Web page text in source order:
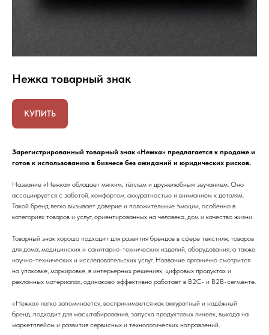
Нежка товарный знак
КУПИТЬ
Зарегистрированный товарный знак «Нежка» предлагается к продаже и
готов к использованию в бизнесе без ожиданий и юридических рисков.
Название «Нежка» обладает мягким, тёплым и дружелюбным звучанием. Оно
ассоциируется с заботой, комфортом, аккуратностью и вниманием к деталям.
Такой бренд легко вызывает доверие и положительные эмоции, особенно в
категориях товаров и услуг, ориентированных на человека, дом и качество жизни.
Товарный знак хорошо подходит для развития брендов в сфере текстиля, товаров
для дома, медицинских и санитарно-технических изделий, оборудования, а также
научно-технических и исследовательских услуг. Название органично смотрится
на упаковке, маркировке, в интерьерных решениях, цифровых продуктах и
рекламных материалах, одинаково эффективно работает в B2C- и B2B-сегменте.
«Нежка» легко запоминается, воспринимается как аккуратный и надёжный
бренд, подходит для масштабирования, запуска продуктовых линеек, выхода на
маркетплейсы и развития сервисных и технологических направлений.